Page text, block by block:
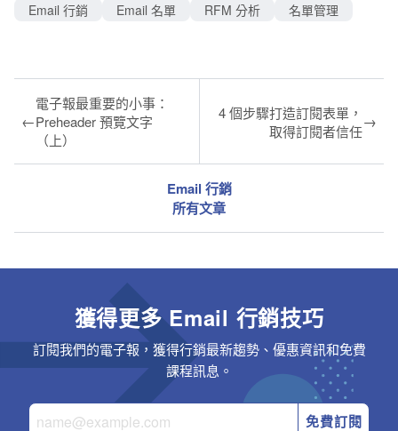
Email 行銷 Email 名單 RFM 分析 名單管理
←
電子報最重要的小事：
Preheader 預覽文字
（上）
Email 行銷
所有文章
4 個步驟打造訂閱表單，
取得訂閱者信任→
獲得更多 Email 行銷技巧
訂閱我們的電子報，獲得行銷最新趨勢、優惠資訊和免費
課程訊息。
免費訂閱